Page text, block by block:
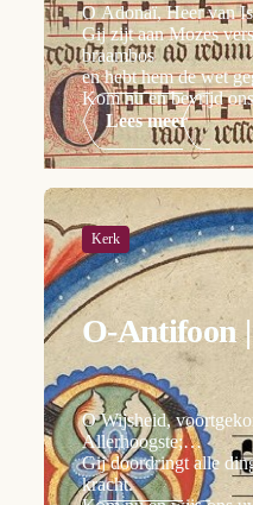
O Adonaï, Heer van
Gij zijt aan Mozes
braambos
en hebt hem de wet
Kom nu en bevrijd
Lees meer
Kerk
O-Antifoon
O Wijsheid,
Allerhoogste;
Gij doordringt alle
kracht.